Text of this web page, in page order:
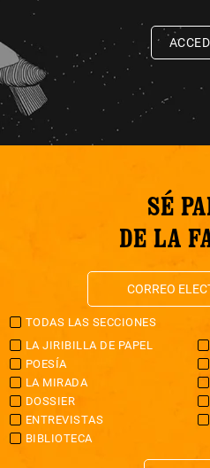
SÉ
DE LA
TODAS LAS SECCIONES
LA JIRIBILLA DE PAPEL
POESÍA
LA MIRADA
DOSSIER
ENTREVISTAS
BIBLIOTECA